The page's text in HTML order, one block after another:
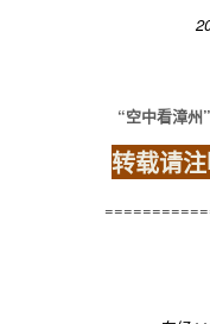
“空中看漳州
转载请